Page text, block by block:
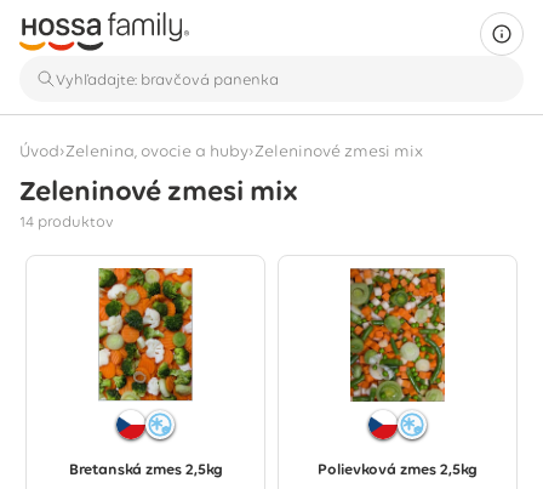
Úvod›Zelenina, ovocie a huby›Zeleninové zmesi mix
Zeleninové zmesi mix
14 produktov
Bretanská zmes 2,5kg Polievková zmes 2,5kg